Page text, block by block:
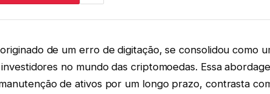
de um erro de digitação, se consolidou como
no mundo das criptomoedas. Essa
de ativos por um longo prazo, contrasta